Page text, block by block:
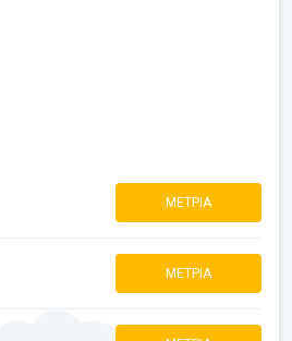
ΜΈΤΡΙΑ
ΜΈΤΡΙΑ